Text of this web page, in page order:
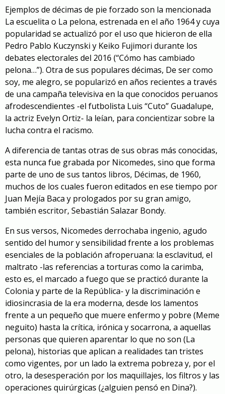
Ejemplos de décimas de pie forzado son la mencionada
La escuelita o La pelona, estrenada en el año 1964 y cuya
popularidad se actualizó por el uso que hicieron de ella
Pedro Pablo Kuczynski y Keiko Fujimori durante los
debates electorales del 2016 (“Cómo has cambiado
pelona…”). Otra de sus populares décimas, De ser como
soy, me alegro, se popularizó en años recientes a través
de una campaña televisiva en la que conocidos peruanos
afrodescendientes -el futbolista Luis “Cuto” Guadalupe,
la actriz Evelyn Ortiz- la leían, para concientizar sobre la
lucha contra el racismo.
A diferencia de tantas otras de sus obras más conocidas,
esta nunca fue grabada por Nicomedes, sino que forma
parte de uno de sus tantos libros, Décimas, de 1960,
muchos de los cuales fueron editados en ese tiempo por
Juan Mejía Baca y prologados por su gran amigo,
también escritor, Sebastián Salazar Bondy.
En sus versos, Nicomedes derrochaba ingenio, agudo
sentido del humor y sensibilidad frente a los problemas
esenciales de la población afroperuana: la esclavitud, el
maltrato -las referencias a torturas como la carimba,
esto es, el marcado a fuego que se practicó durante la
Colonia y parte de la República- y la discriminación e
idiosincrasia de la era moderna, desde los lamentos
frente a un pequeño que muere enfermo y pobre (Meme
neguito) hasta la crítica, irónica y socarrona, a aquellas
personas que quieren aparentar lo que no son (La
pelona), historias que aplican a realidades tan tristes
como vigentes, por un lado la extrema pobreza y, por el
otro, la desesperación por los maquillajes, los filtros y las
operaciones quirúrgicas (¿alguien pensó en Dina?).